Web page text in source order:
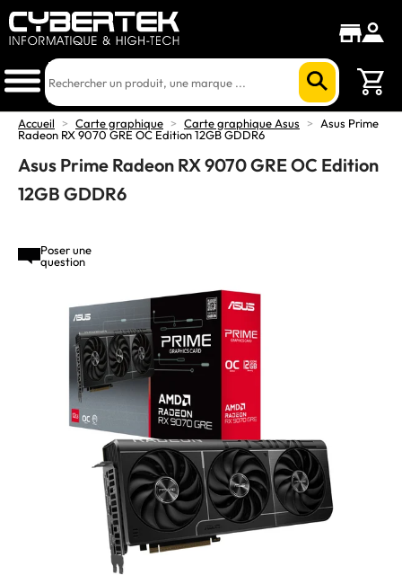
Accueil > Carte graphique > Carte graphique Asus >
Asus Prime
Radeon RX 9070 GRE OC Edition 12GB GDDR6
Asus Prime Radeon RX 9070 GRE OC Edition
12GB GDDR6
Poser une
question